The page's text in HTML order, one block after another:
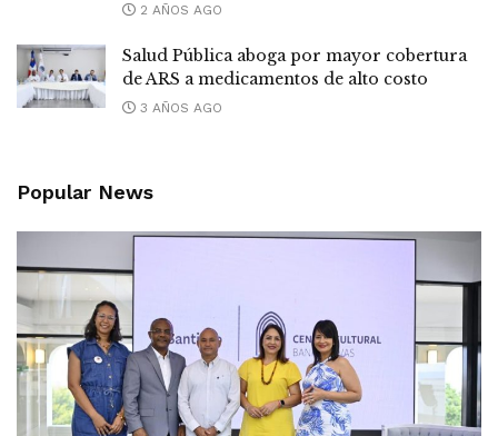
2 AÑOS AGO
Salud Pública aboga por mayor cobertura
de ARS a medicamentos de alto costo
3 AÑOS AGO
Popular News